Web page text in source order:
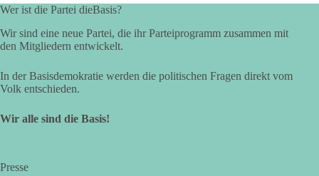
Wer ist die Partei dieBasis?
Wir sind eine neue Partei, die ihr Parteiprogramm zusammen mit
den Mitgliedern entwickelt.
In der Basisdemokratie werden die politischen Fragen direkt vom
Volk entschieden.
Wir alle sind die Basis!
Presse